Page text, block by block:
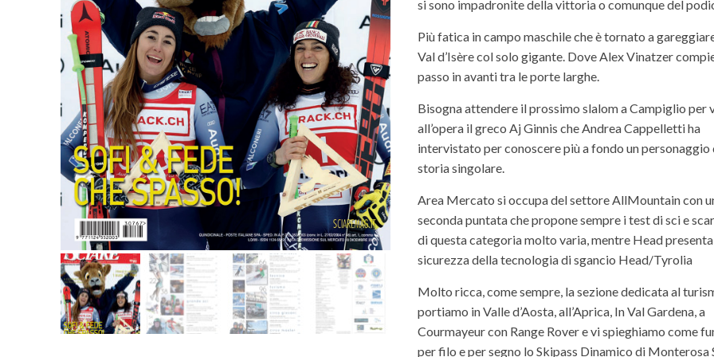
si sono impadronite della vittoria o comunque del
Più fatica in campo maschile che è tornato a
Val d’Isère col solo gigante. Dove Alex Vinatzer
passo in avanti tra le porte larghe.
Bisogna attendere il prossimo slalom a Campiglio per
all’opera il greco Aj Ginnis che Andrea Cappelletti ha
intervistato per conoscere più a fondo un personaggio
storia singolare.
Area Mercato si occupa del settore AllMountain con
seconda puntata che propone sempre i test di sci e
di questa categoria molto varia, mentre Head
sicurezza della tecnologia di sgancio Head/Tyrolia
Molto ricca, come sempre, la sezione dedicata al
portiamo in Valle d’Aosta, all’Aprica, In Val Gardena, a
Courmayeur con Range Rover e vi spieghiamo come
per filo e per segno lo Skipass Dinamico di Monterosa